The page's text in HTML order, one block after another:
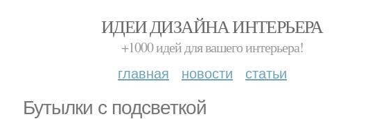
ИДЕИ ДИЗАЙНА ИНТЕРЬЕРА
+1000 идей для вашего интерьера!
главная новости статьи
Бутылки с подсветкой